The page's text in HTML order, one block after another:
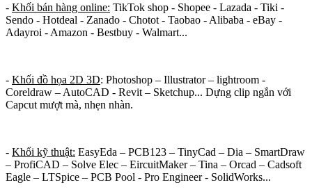
- Khối bán hàng online: TikTok shop - Shopee - Lazada - Tiki -
Sendo - Hotdeal - Zanado - Chotot - Taobao - Alibaba - eBay -
Adayroi - Amazon - Bestbuy - Walmart...
- Khối đồ họa 2D 3D: Photoshop – Illustrator – lightroom -
Coreldraw – AutoCAD - Revit – Sketchup... Dựng clip ngắn với
Capcut mượt mà, nhẹn nhàn.
- Khối kỹ thuật: EasyEda – PCB123 – TinyCad – Dia – SmartDraw
– ProfiCAD – Solve Elec – EircuitMaker – Tina – Orcad – Cadsoft
Eagle – LTSpice – PCB Pool - Pro Engineer - SolidWorks...